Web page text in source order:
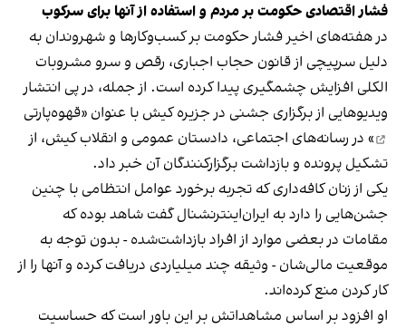
فشار اقتصادی حکومت بر مردم و استفاده از آنها برای سرکوب
در هفته‌های اخیر فشار حکومت بر کسب‌وکارها و شهروندان به
دلیل سرپیچی از قانون حجاب اجباری، رقص و سرو مشروبات
الکلی افزایش چشمگیری پیدا کرده است. از جمله، در پی انتشار
ویدیوهایی از برگزاری جشنی در جزیره کیش با عنوان «قهوه‌پارتی
» در رسانه‌های اجتماعی، دادستان عمومی و انقلاب کیش، از
تشکیل پرونده و بازداشت برگزارکنندگان آن خبر داد.
یکی از زنان کافه‌داری که تجربه برخورد عوامل انتظامی با چنین
جشن‌هایی را دارد به ایران‌اینترنشنال گفت شاهد بوده که
مقامات در بعضی موارد از افراد بازداشت‌‌شده - بدون توجه به
موقعیت مالی‌شان - وثیقه چند میلیاردی دریافت کرده و آنها را از
کار کردن منع کرده‌اند.
او افزود بر اساس مشاهداتش بر این باور است که حساسیت